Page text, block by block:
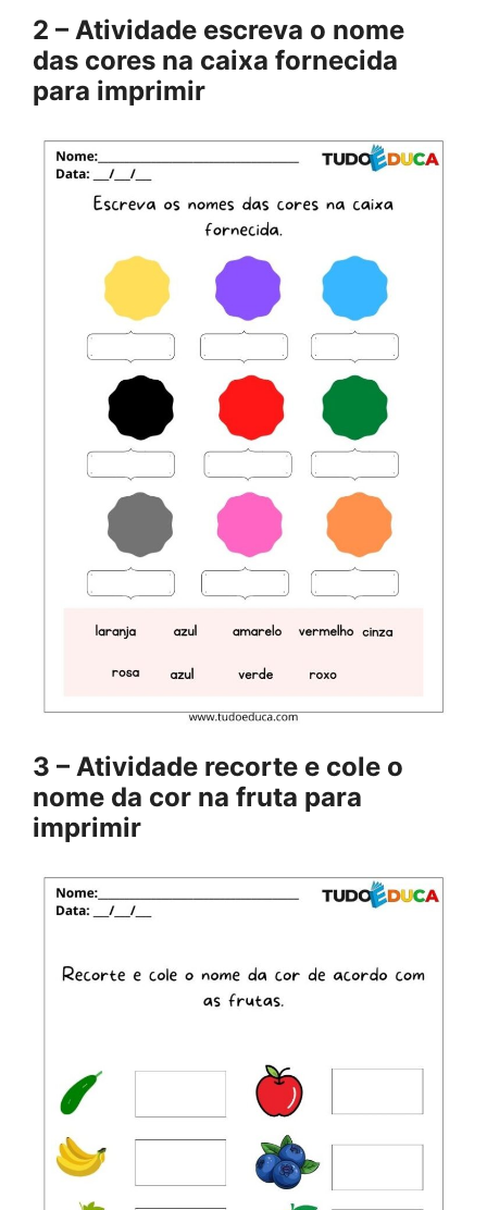
2 – Atividade escreva o nome
das cores na caixa fornecida
para imprimir
3 – Atividade recorte e cole o
nome da cor na fruta para
imprimir